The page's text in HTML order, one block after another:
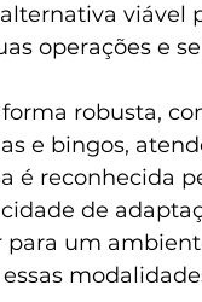
viável
operações e
robusta,
e bingos,
é reconhecida
de
para um